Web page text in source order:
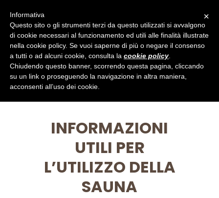
INFORMAZIONI UTILI
INFORMAZIONI
UTILI PER
L’UTILIZZO DELLA
SAUNA
×
Informativa
Questo sito o gli strumenti terzi da questo utilizzati si avvalgono
di cookie necessari al funzionamento ed utili alle finalità illustrate
nella cookie policy. Se vuoi saperne di più o negare il consenso
a tutti o ad alcuni cookie, consulta la cookie policy.
Chiudendo questo banner, scorrendo questa pagina, cliccando
su un link o proseguendo la navigazione in altra maniera,
acconsenti all’uso dei cookie.